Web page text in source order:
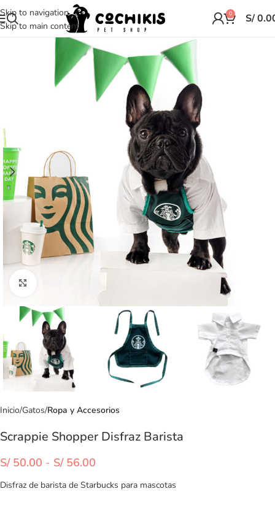
Skip to navigation
Skip to main content
0 S/
Inicio Gatos Ropa y Accesorios
Scrappie Shopper Disfraz Barista
S/50.00 - S/56.00
Disfraz de barista de Starbucks para mascotas